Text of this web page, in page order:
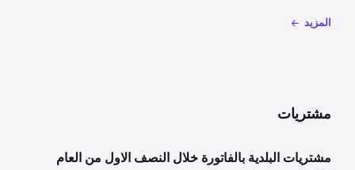
المزيد
مشتريات
مشتريات البلدية بالفاتورة خلال النصف الاول من العام